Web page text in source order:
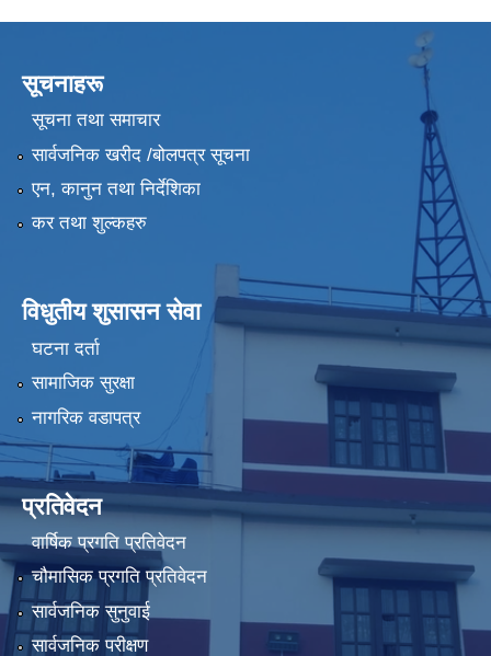
सूचनाहरू
सूचना तथा समाचार
सार्वजनिक खरीद /बोलपत्र सूचना
एन, कानुन तथा निर्देशिका
कर तथा शुल्कहरु
विधुतीय शुसासन सेवा
घटना दर्ता
सामाजिक सुरक्षा
नागरिक वडापत्र
प्रतिवेदन
वार्षिक प्रगति प्रतिवेदन
चौमासिक प्रगति प्रतिवेदन
सार्वजनिक सुनुवाई
सार्वजनिक परीक्षण